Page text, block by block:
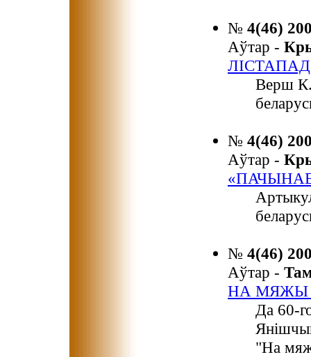
№ 4(46)
Аўтар -
ЛІСТАПАД
Верш К.
№ 4(46)
Аўтар -
№ 4(46)
Аўтар -
НА
Да 60-
"На